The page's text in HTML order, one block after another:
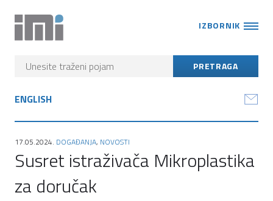
IZBORNIK
ENGLISH
17.05.2024. DOGAĐANJA, NOVOSTI
Susret istraživača Mikroplastika
za doručak